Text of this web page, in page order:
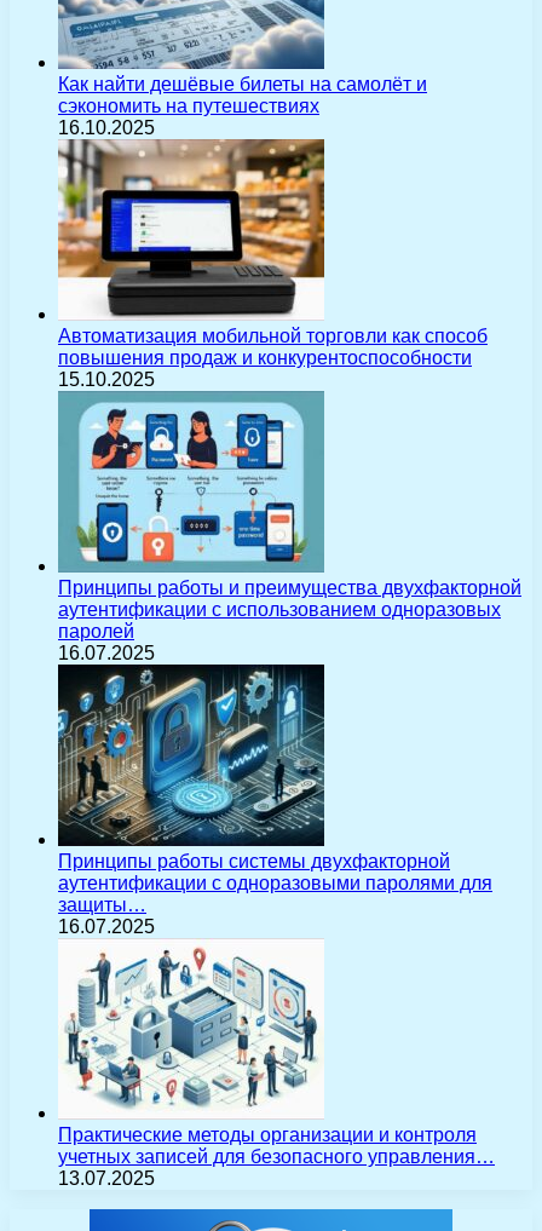
Как найти дешёвые билеты на самолёт и
сэкономить на путешествиях
16.10.2025
Автоматизация мобильной торговли как способ
повышения продаж и конкурентоспособности
15.10.2025
Принципы работы и преимущества двухфакторной
аутентификации с использованием одноразовых
паролей
16.07.2025
Принципы работы системы двухфакторной
аутентификации с одноразовыми паролями для
защиты…
16.07.2025
Практические методы организации и контроля
учетных записей для безопасного управления…
13.07.2025